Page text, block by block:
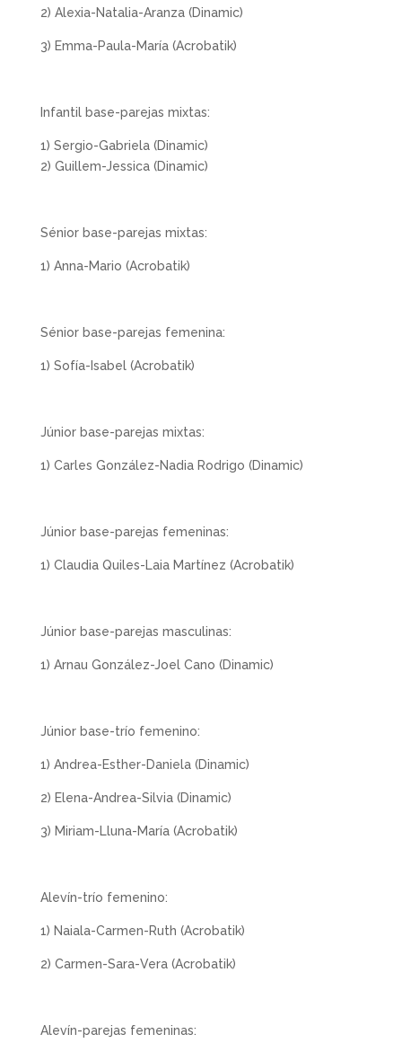
2) Alexia-Natalia-Aranza (Dinamic)
3) Emma-Paula-María (Acrobatik)
Infantil base-parejas mixtas:
1) Sergio-Gabriela (Dinamic)
2) Guillem-Jessica (Dinamic)
Sénior base-parejas mixtas:
1) Anna-Mario (Acrobatik)
Sénior base-parejas femenina:
1) Sofía-Isabel (Acrobatik)
Júnior base-parejas mixtas:
1) Carles González-Nadia Rodrigo (Dinamic)
Júnior base-parejas femeninas:
1) Claudia Quiles-Laia Martínez (Acrobatik)
Júnior base-parejas masculinas:
1) Arnau González-Joel Cano (Dinamic)
Júnior base-trío femenino:
1) Andrea-Esther-Daniela (Dinamic)
2) Elena-Andrea-Silvia (Dinamic)
3) Miriam-Lluna-María (Acrobatik)
Alevín-trío femenino:
1) Naiala-Carmen-Ruth (Acrobatik)
2) Carmen-Sara-Vera (Acrobatik)
Alevín-parejas femeninas: